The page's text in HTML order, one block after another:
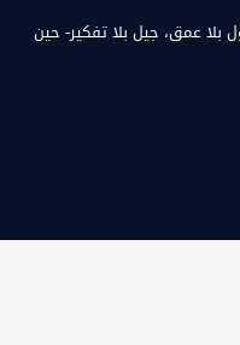
عمق، جيل بلا تفكير- حين